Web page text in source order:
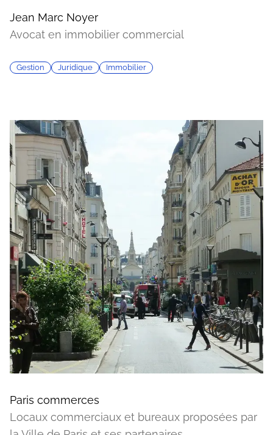
Jean Marc Noyer
Avocat en immobilier commercial
Gestion Juridique Immobilier
Paris commerces
Locaux commerciaux et bureaux proposées par